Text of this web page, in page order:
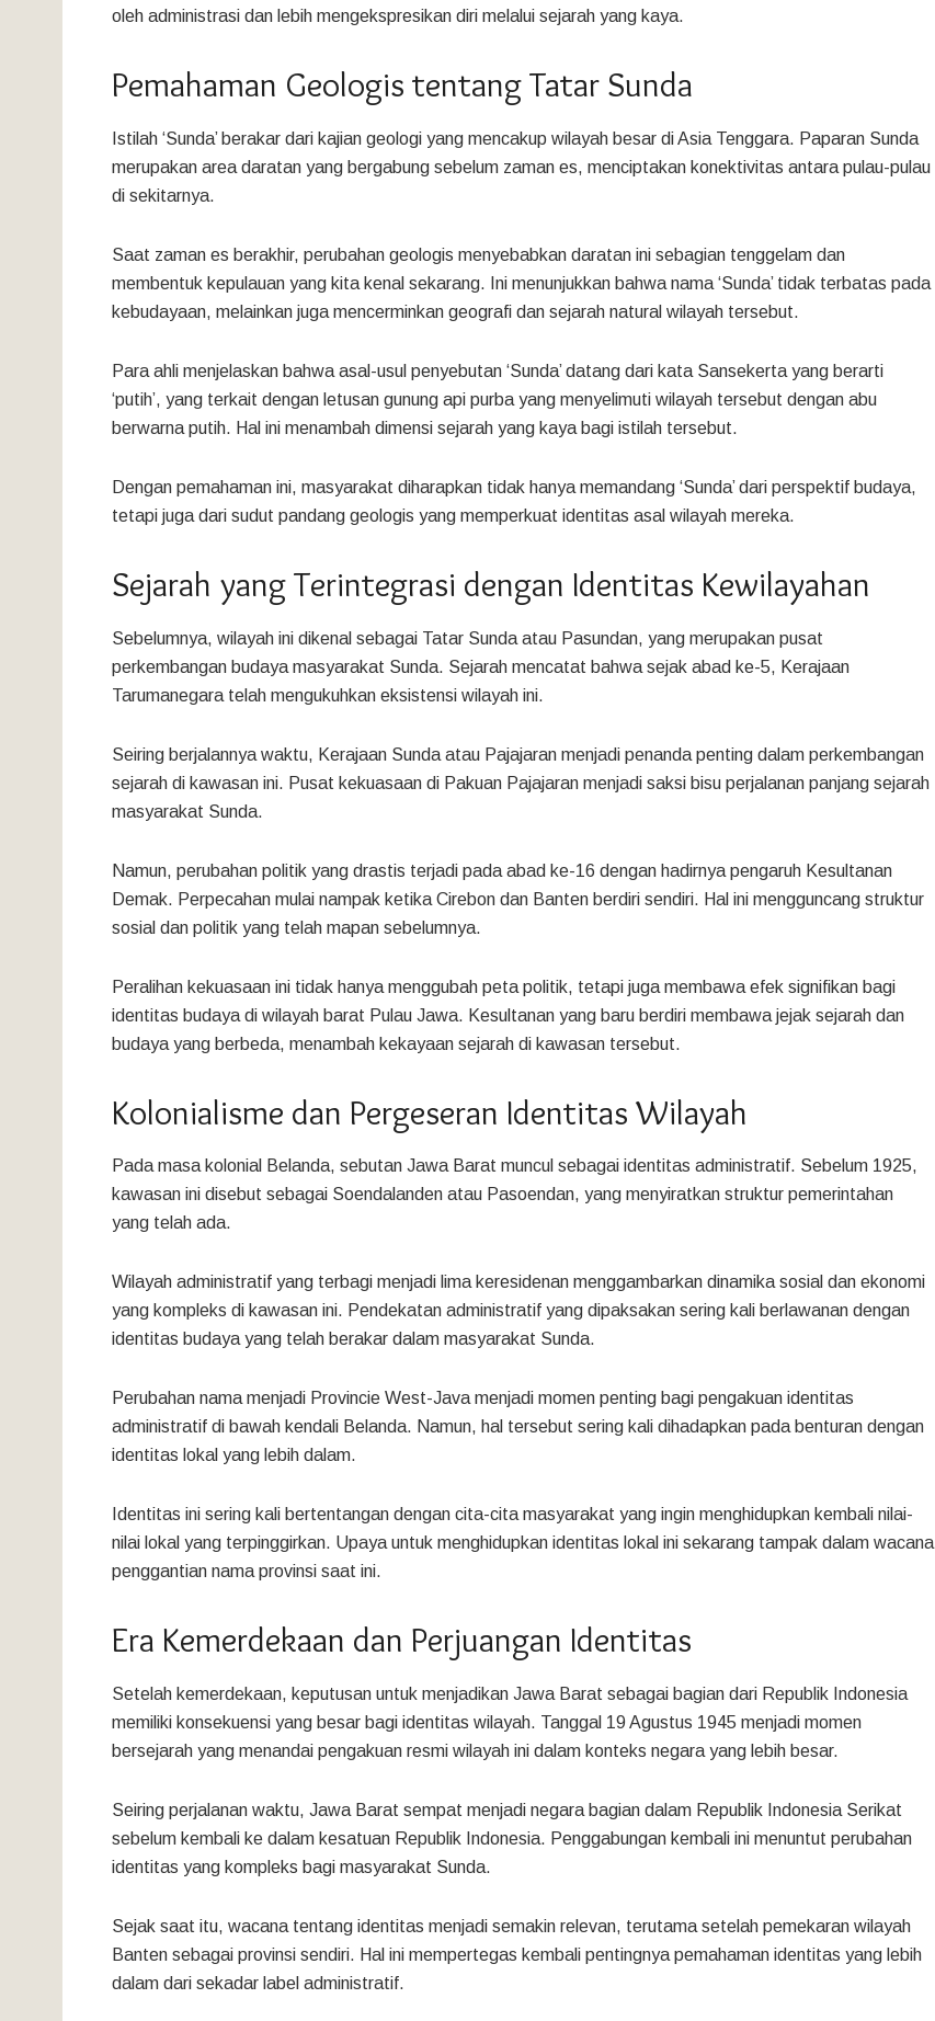
oleh administrasi dan lebih mengekspresikan diri melalui sejarah yang kaya.
Pemahaman Geologis tentang Tatar Sunda
Istilah ‘Sunda’ berakar dari kajian geologi yang mencakup wilayah besar di Asia Tenggara. Paparan Sunda
merupakan area daratan yang bergabung sebelum zaman es, menciptakan konektivitas antara pulau-pulau
di sekitarnya.
Saat zaman es berakhir, perubahan geologis menyebabkan daratan ini sebagian tenggelam dan
membentuk kepulauan yang kita kenal sekarang. Ini menunjukkan bahwa nama ‘Sunda’ tidak terbatas pada
kebudayaan, melainkan juga mencerminkan geografi dan sejarah natural wilayah tersebut.
Para ahli menjelaskan bahwa asal-usul penyebutan ‘Sunda’ datang dari kata Sansekerta yang berarti
‘putih’, yang terkait dengan letusan gunung api purba yang menyelimuti wilayah tersebut dengan abu
berwarna putih. Hal ini menambah dimensi sejarah yang kaya bagi istilah tersebut.
Dengan pemahaman ini, masyarakat diharapkan tidak hanya memandang ‘Sunda’ dari perspektif budaya,
tetapi juga dari sudut pandang geologis yang memperkuat identitas asal wilayah mereka.
Sejarah yang Terintegrasi dengan Identitas Kewilayahan
Sebelumnya, wilayah ini dikenal sebagai Tatar Sunda atau Pasundan, yang merupakan pusat
perkembangan budaya masyarakat Sunda. Sejarah mencatat bahwa sejak abad ke-5, Kerajaan
Tarumanegara telah mengukuhkan eksistensi wilayah ini.
Seiring berjalannya waktu, Kerajaan Sunda atau Pajajaran menjadi penanda penting dalam perkembangan
sejarah di kawasan ini. Pusat kekuasaan di Pakuan Pajajaran menjadi saksi bisu perjalanan panjang sejarah
masyarakat Sunda.
Namun, perubahan politik yang drastis terjadi pada abad ke-16 dengan hadirnya pengaruh Kesultanan
Demak. Perpecahan mulai nampak ketika Cirebon dan Banten berdiri sendiri. Hal ini mengguncang struktur
sosial dan politik yang telah mapan sebelumnya.
Peralihan kekuasaan ini tidak hanya menggubah peta politik, tetapi juga membawa efek signifikan bagi
identitas budaya di wilayah barat Pulau Jawa. Kesultanan yang baru berdiri membawa jejak sejarah dan
budaya yang berbeda, menambah kekayaan sejarah di kawasan tersebut.
Kolonialisme dan Pergeseran Identitas Wilayah
Pada masa kolonial Belanda, sebutan Jawa Barat muncul sebagai identitas administratif. Sebelum 1925,
kawasan ini disebut sebagai Soendalanden atau Pasoendan, yang menyiratkan struktur pemerintahan
yang telah ada.
Wilayah administratif yang terbagi menjadi lima keresidenan menggambarkan dinamika sosial dan ekonomi
yang kompleks di kawasan ini. Pendekatan administratif yang dipaksakan sering kali berlawanan dengan
identitas budaya yang telah berakar dalam masyarakat Sunda.
Perubahan nama menjadi Provincie West-Java menjadi momen penting bagi pengakuan identitas
administratif di bawah kendali Belanda. Namun, hal tersebut sering kali dihadapkan pada benturan dengan
identitas lokal yang lebih dalam.
Identitas ini sering kali bertentangan dengan cita-cita masyarakat yang ingin menghidupkan kembali nilai-
nilai lokal yang terpinggirkan. Upaya untuk menghidupkan identitas lokal ini sekarang tampak dalam wacana
penggantian nama provinsi saat ini.
Era Kemerdekaan dan Perjuangan Identitas
Setelah kemerdekaan, keputusan untuk menjadikan Jawa Barat sebagai bagian dari Republik Indonesia
memiliki konsekuensi yang besar bagi identitas wilayah. Tanggal 19 Agustus 1945 menjadi momen
bersejarah yang menandai pengakuan resmi wilayah ini dalam konteks negara yang lebih besar.
Seiring perjalanan waktu, Jawa Barat sempat menjadi negara bagian dalam Republik Indonesia Serikat
sebelum kembali ke dalam kesatuan Republik Indonesia. Penggabungan kembali ini menuntut perubahan
identitas yang kompleks bagi masyarakat Sunda.
Sejak saat itu, wacana tentang identitas menjadi semakin relevan, terutama setelah pemekaran wilayah
Banten sebagai provinsi sendiri. Hal ini mempertegas kembali pentingnya pemahaman identitas yang lebih
dalam dari sekadar label administratif.